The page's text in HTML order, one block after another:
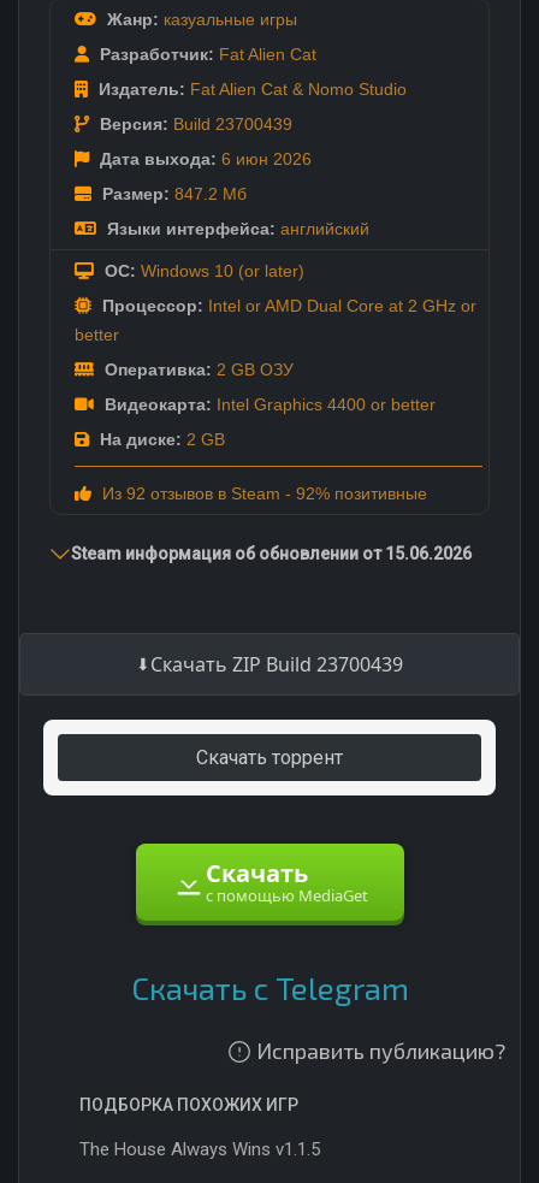
Жанр: казуальные игры
Разработчик: Fat Alien Cat
Издатель: Fat Alien Cat & Nomo Studio
Версия: Build 23700439
Дата выхода: 6 июн 2026
Размер: 847.2 Мб
Языки интерфейса: английский
ОС: Windows 10 (or later)
Процессор: Intel or AMD Dual Core at 2 GHz or
better
Оперативка: 2 GB ОЗУ
Видеокарта: Intel Graphics 4400 or better
На диске: 2 GB
Из 92 отзывов в Steam - 92% позитивные
Steam информация об обновлении от 15.06.2026
Скачать ZIP Build 23700439
Скачать торрент
Скачать
с помощью MediaGet
Скачать с Telegram
Исправить публикацию?
ПОДБОРКА ПОХОЖИХ ИГР
The House Always Wins v1.1.5